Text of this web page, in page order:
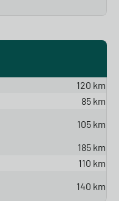
120 km
85 km
105 km
185 km
110 km
140 km